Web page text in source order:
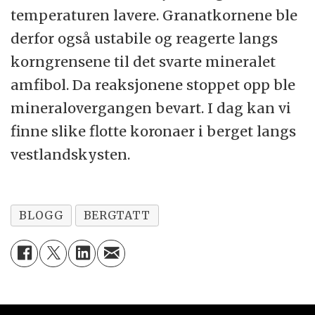
temperaturen lavere. Granatkornene ble
derfor også ustabile og reagerte langs
korngrensene til det svarte mineralet
amfibol. Da reaksjonene stoppet opp ble
mineralovergangen bevart. I dag kan vi
finne slike flotte koronaer i berget langs
vestlandskysten.
BLOGG BERGTATT